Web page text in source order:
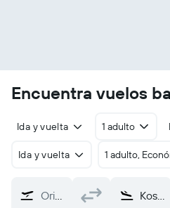
Encuentra vuelos
Ida y vuelta 1 adulto
Ida y vuelta 1 adulto,
Origen Kosovo